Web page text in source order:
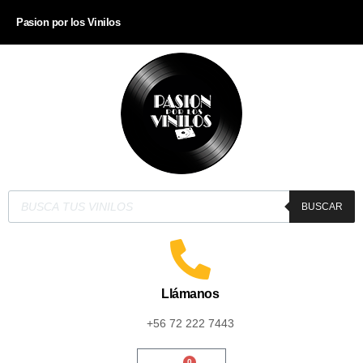
Pasion por los Vinilos
BUSCAR
Llámanos
+56 72 222 7443